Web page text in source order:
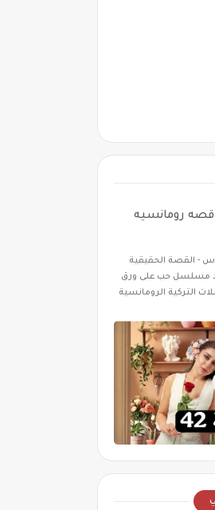
رومانسيه
- القصة الحقيقية
مسلسل حب على ورق
التركية الرومانسية